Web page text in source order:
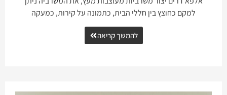
למקם כחוצץ בין חללי הבית, כתמונה על קירות, כמעקה
להמשך קריאה